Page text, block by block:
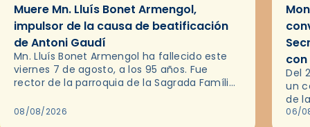
Muere Mn. Lluís Bonet Armengol,
impulsor de la causa de beatificación
de Antoni Gaudí
Mn. Lluís Bonet Armengol ha fallecido este
viernes 7 de agosto, a los 95 años. Fue
rector de la parroquia de la Sagrada Família
08/08/2026
Del
un
de
en
06/